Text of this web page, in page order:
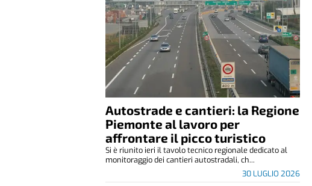
Autostrade e cantieri: la Regione
Piemonte al lavoro per
affrontare il picco turistico
30 LUGLIO 2026
Si è riunito ieri il tavolo tecnico regionale dedicato al
monitoraggio dei cantieri autostradali, ch...